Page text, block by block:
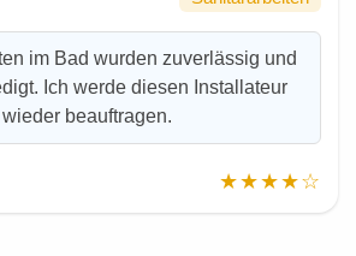
im Bad wurden zuverlässig und
Ich werde diesen Installateur
wieder beauftragen.
★★★★☆